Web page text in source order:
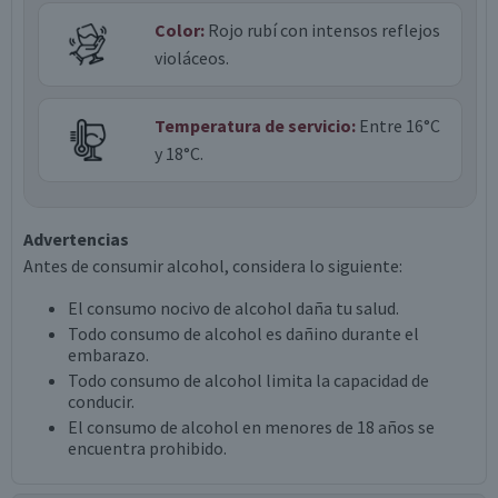
Color: Rojo rubí con intensos reflejos
violáceos.
Temperatura de servicio: Entre 16°C
y 18°C.
Advertencias
Antes de consumir alcohol, considera lo siguiente:
El consumo nocivo de alcohol daña tu salud.
Todo consumo de alcohol es dañino durante el
embarazo.
Todo consumo de alcohol limita la capacidad de
conducir.
El consumo de alcohol en menores de 18 años se
encuentra prohibido.